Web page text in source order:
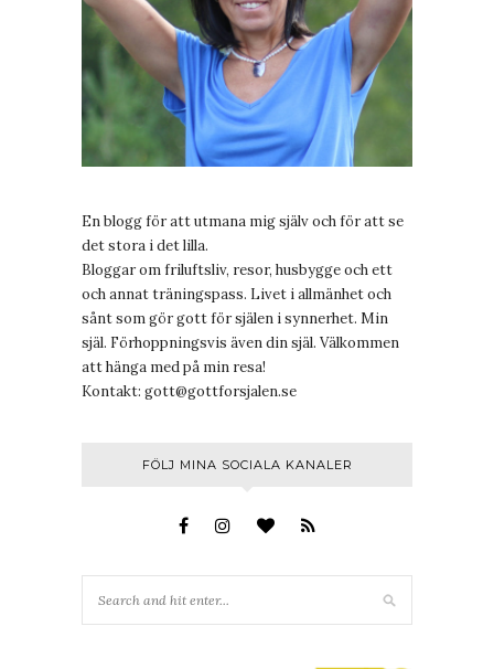
En blogg för att utmana mig själv och för att se
det stora i det lilla.
Bloggar om friluftsliv, resor, husbygge och ett
och annat träningspass. Livet i allmänhet och
sånt som gör gott för själen i synnerhet. Min
själ. Förhoppningsvis även din själ. Välkommen
att hänga med på min resa!
Kontakt: gott@gottforsjalen.se
FÖLJ MINA SOCIALA KANALER